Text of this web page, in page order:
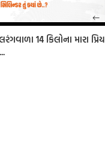
14 કિલોના મારા પ્રિય